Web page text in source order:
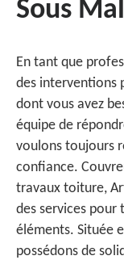
Sous
En tant que
des interventions
dont vous avez
équipe de
voulons toujours
confiance.
travaux toiture,
des services pour
éléments. Située
possédons de